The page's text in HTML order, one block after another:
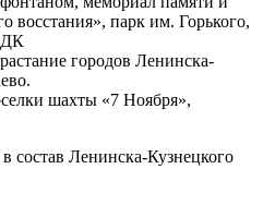
восстания», парк им. Горького,
городов Ленинска-
шахты «7 Ноября»,
состав Ленинска-Кузнецкого